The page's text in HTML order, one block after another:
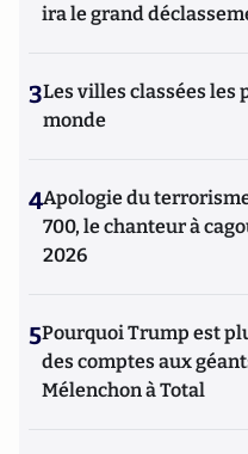
ira le grand
3Les villes classées les
monde
4Apologie du
700, le chanteur à
2026
5Pourquoi Trump est
des comptes aux
Mélenchon à Total